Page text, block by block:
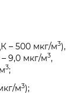
– 500 мкг/м3),
– 9,0 мкг/м3,
3;
м3);